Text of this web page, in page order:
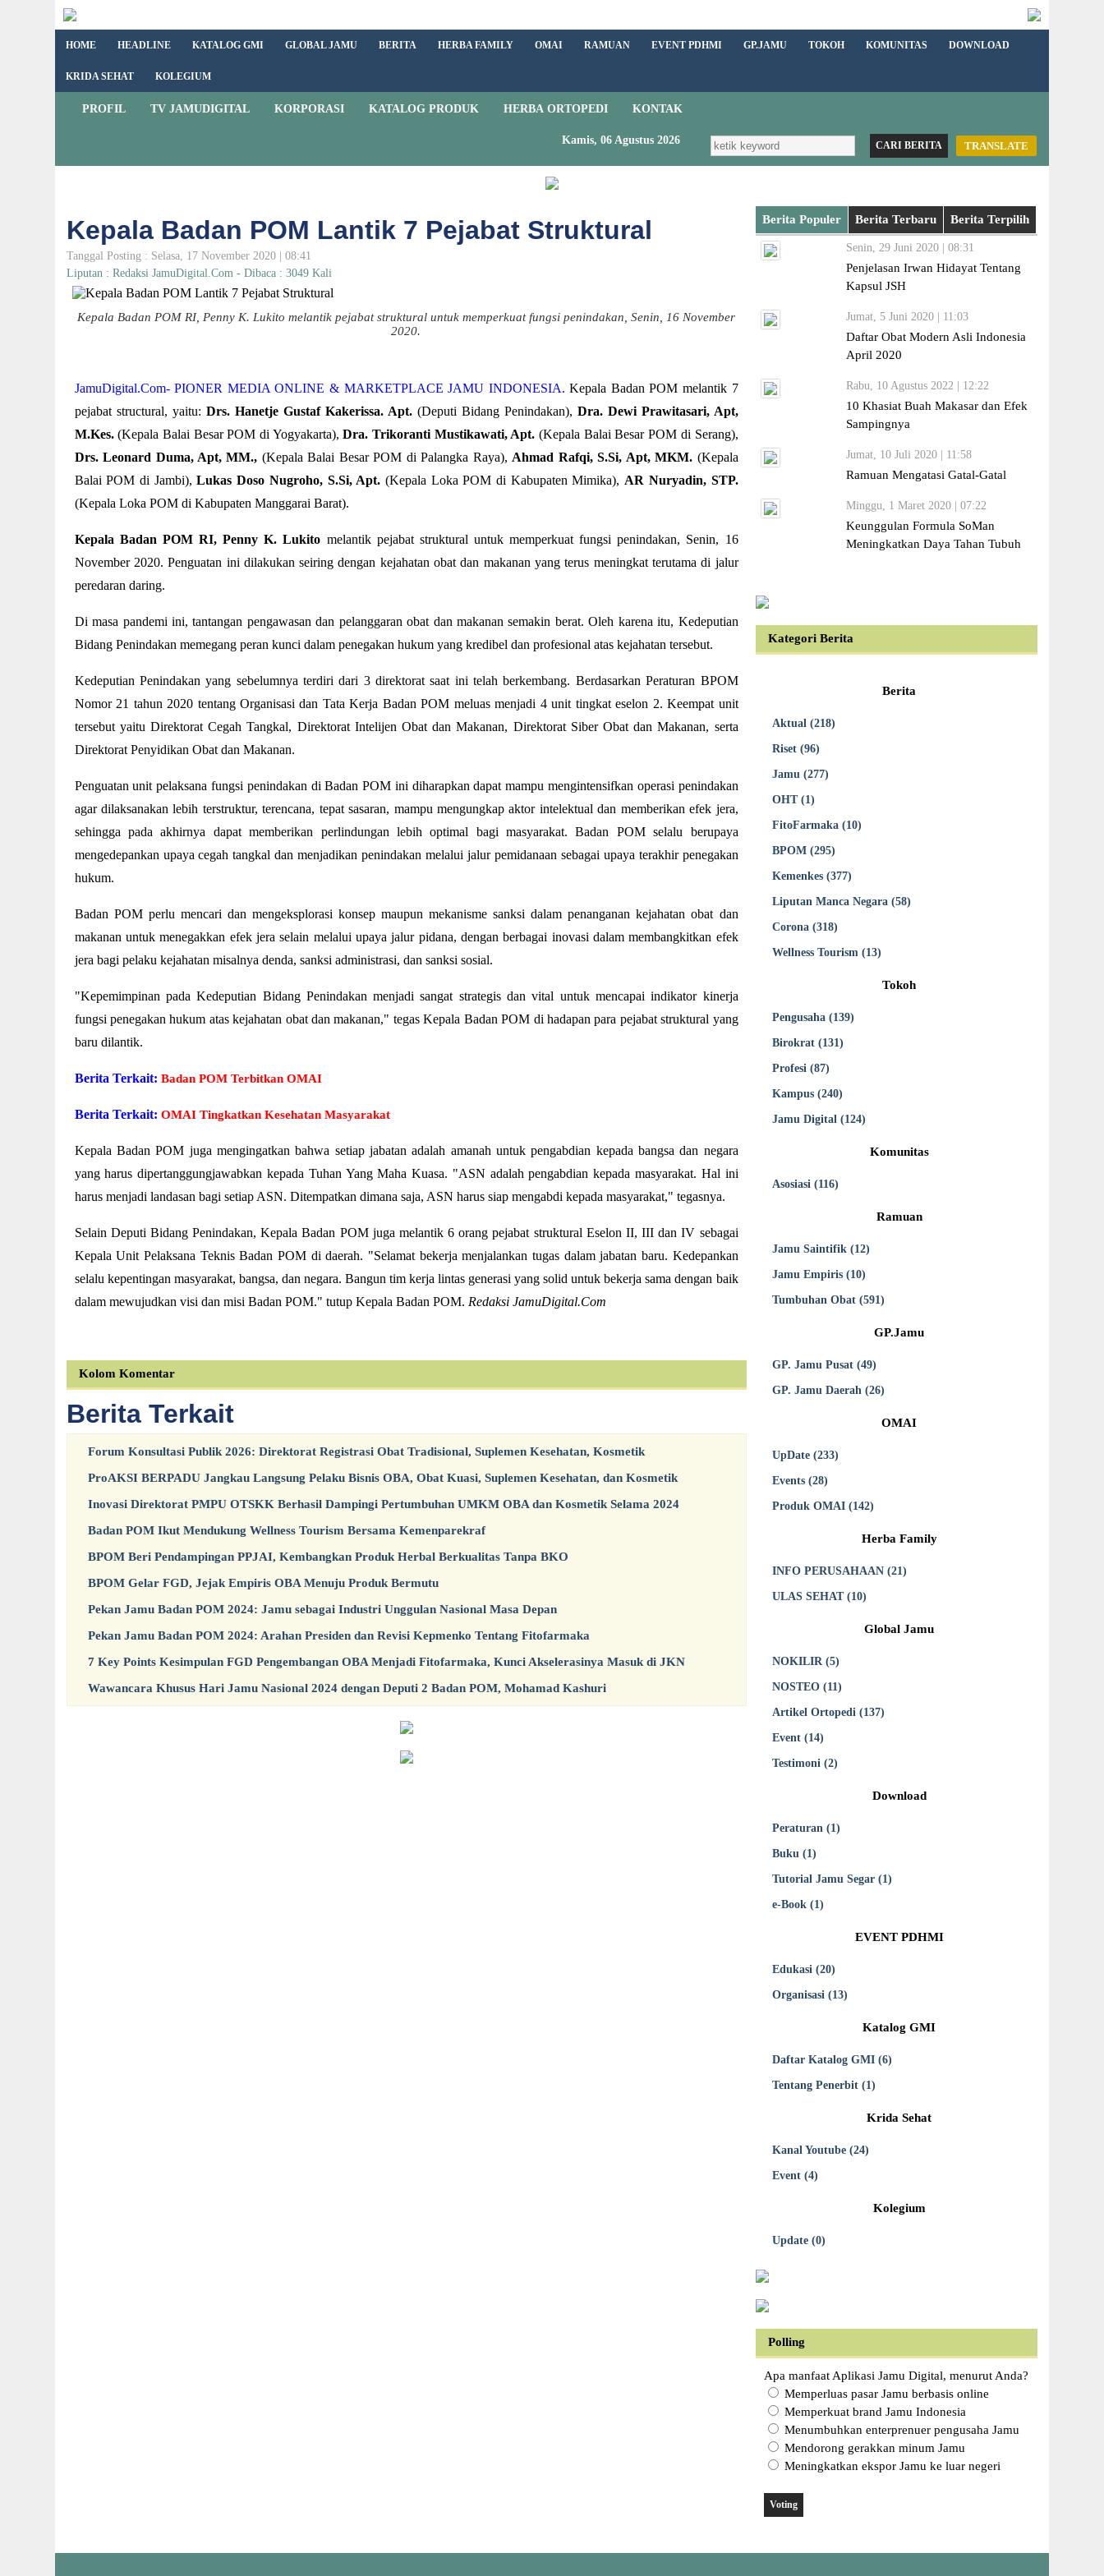
HOME HEADLINE KATALOG GMI GLOBAL JAMU BERITA HERBA FAMILY OMAI RAMUAN EVENT PDHMI GP.JAMU TOKOH KOMUNITAS DOWNLOAD
KRIDA SEHAT KOLEGIUM
PROFIL TV JAMUDIGITAL KORPORASI KATALOG PRODUK HERBA ORTOPEDI KONTAK
TRANSLATE
Kamis, 06 Agustus 2026
Kepala Badan POM Lantik 7 Pejabat Struktural
Tanggal Posting : Selasa, 17 November 2020 | 08:41
Liputan : Redaksi JamuDigital.Com - Dibaca : 3049 Kali
Kepala Badan POM RI, Penny K. Lukito melantik pejabat struktural untuk memperkuat fungsi penindakan, Senin, 16 November
2020.
JamuDigital.Com- PIONER MEDIA ONLINE & MARKETPLACE JAMU INDONESIA. Kepala Badan POM melantik 7
pejabat structural, yaitu: Drs. Hanetje Gustaf Kakerissa. Apt.(Deputi Bidang Penindakan), Dra. Dewi Prawitasari, Apt,
M.Kes.(Kepala Balai Besar POM di Yogyakarta),Dra. Trikoranti Mustikawati, Apt. (Kepala Balai Besar POM di Serang),
Drs. Leonard Duma, Apt, MM., (Kepala Balai Besar POM di Palangka Raya), Ahmad Rafqi, S.Si, Apt, MKM. (Kepala
Balai POM di Jambi),Lukas Doso Nugroho, S.Si, Apt. (Kepala Loka POM di Kabupaten Mimika), AR Nuryadin, STP.
(Kepala Loka POM di Kabupaten Manggarai Barat).
Kepala Badan POM RI, Penny K. Lukito melantik pejabat struktural untuk memperkuat fungsi penindakan, Senin, 16
November 2020. Penguatan ini dilakukan seiring dengan kejahatan obat dan makanan yang terus meningkat terutama di jalur
peredaran daring.
Di masa pandemi ini, tantangan pengawasan dan pelanggaran obat dan makanan semakin berat. Oleh karena itu, Kedeputian
Bidang Penindakan memegang peran kunci dalam penegakan hukum yang kredibel dan profesional atas kejahatan tersebut.
Kedeputian Penindakan yang sebelumnya terdiri dari 3 direktorat saat ini telah berkembang. Berdasarkan Peraturan BPOM
Nomor 21 tahun 2020 tentang Organisasi dan Tata Kerja Badan POM meluas menjadi 4 unit tingkat eselon 2. Keempat unit
tersebut yaitu Direktorat Cegah Tangkal, Direktorat Intelijen Obat dan Makanan, Direktorat Siber Obat dan Makanan, serta
Direktorat Penyidikan Obat dan Makanan.
Penguatan unit pelaksana fungsi penindakan di Badan POM ini diharapkan dapat mampu mengintensifkan operasi penindakan
agar dilaksanakan lebih terstruktur, terencana, tepat sasaran, mampu mengungkap aktor intelektual dan memberikan efek jera,
sehingga pada akhirnya dapat memberikan perlindungan lebih optimal bagi masyarakat. Badan POM selalu berupaya
mengedepankan upaya cegah tangkal dan menjadikan penindakan melalui jalur pemidanaan sebagai upaya terakhir penegakan
hukum.
Badan POM perlu mencari dan mengeksplorasi konsep maupun mekanisme sanksi dalam penanganan kejahatan obat dan
makanan untuk menegakkan efek jera selain melalui upaya jalur pidana, dengan berbagai inovasi dalam membangkitkan efek
jera bagi pelaku kejahatan misalnya denda, sanksi administrasi, dan sanksi sosial.
"Kepemimpinan pada Kedeputian Bidang Penindakan menjadi sangat strategis dan vital untuk mencapai indikator kinerja
fungsi penegakan hukum atas kejahatan obat dan makanan," tegas Kepala Badan POM di hadapan para pejabat struktural yang
baru dilantik.
Berita Terkait: Badan POM Terbitkan OMAI
Berita Terkait: OMAI Tingkatkan Kesehatan Masyarakat
Kepala Badan POM juga mengingatkan bahwa setiap jabatan adalah amanah untuk pengabdian kepada bangsa dan negara
yang harus dipertanggungjawabkan kepada Tuhan Yang Maha Kuasa. "ASN adalah pengabdian kepada masyarakat. Hal ini
harus menjadi landasan bagi setiap ASN. Ditempatkan dimana saja, ASN harus siap mengabdi kepada masyarakat," tegasnya.
Selain Deputi Bidang Penindakan, Kepala Badan POM juga melantik 6 orang pejabat struktural Eselon II, III dan IV sebagai
Kepala Unit Pelaksana Teknis Badan POM di daerah. "Selamat bekerja menjalankan tugas dalam jabatan baru. Kedepankan
selalu kepentingan masyarakat, bangsa, dan negara. Bangun tim kerja lintas generasi yang solid untuk bekerja sama dengan baik
dalam mewujudkan visi dan misi Badan POM." tutup Kepala Badan POM. Redaksi JamuDigital.Com
Kolom Komentar
Berita Terkait
Forum Konsultasi Publik 2026: Direktorat Registrasi Obat Tradisional, Suplemen Kesehatan, Kosmetik
ProAKSI BERPADU Jangkau Langsung Pelaku Bisnis OBA, Obat Kuasi, Suplemen Kesehatan, dan Kosmetik
Inovasi Direktorat PMPU OTSKK Berhasil Dampingi Pertumbuhan UMKM OBA dan Kosmetik Selama 2024
Badan POM Ikut Mendukung Wellness Tourism Bersama Kemenparekraf
BPOM Beri Pendampingan PPJAI, Kembangkan Produk Herbal Berkualitas Tanpa BKO
BPOM Gelar FGD, Jejak Empiris OBA Menuju Produk Bermutu
Pekan Jamu Badan POM 2024: Jamu sebagai Industri Unggulan Nasional Masa Depan
Pekan Jamu Badan POM 2024: Arahan Presiden dan Revisi Kepmenko Tentang Fitofarmaka
7 Key Points Kesimpulan FGD Pengembangan OBA Menjadi Fitofarmaka, Kunci Akselerasinya Masuk di JKN
Wawancara Khusus Hari Jamu Nasional 2024 dengan Deputi 2 Badan POM, Mohamad Kashuri
Berita Populer Berita Terbaru Berita Terpilih
Senin, 29 Juni 2020 | 08:31
Penjelasan Irwan Hidayat Tentang
Kapsul JSH
Jumat, 5 Juni 2020 | 11:03
Daftar Obat Modern Asli Indonesia
April 2020
Rabu, 10 Agustus 2022 | 12:22
10 Khasiat Buah Makasar dan Efek
Sampingnya
Jumat, 10 Juli 2020 | 11:58
Ramuan Mengatasi Gatal-Gatal
Minggu, 1 Maret 2020 | 07:22
Keunggulan Formula SoMan
Meningkatkan Daya Tahan Tubuh
Kategori Berita
Berita
Aktual (218)
Riset (96)
Jamu (277)
OHT (1)
FitoFarmaka (10)
BPOM (295)
Kemenkes (377)
Liputan Manca Negara (58)
Corona (318)
Wellness Tourism (13)
Tokoh
Pengusaha (139)
Birokrat (131)
Profesi (87)
Kampus (240)
Jamu Digital (124)
Komunitas
Asosiasi (116)
Ramuan
Jamu Saintifik (12)
Jamu Empiris (10)
Tumbuhan Obat (591)
GP.Jamu
GP. Jamu Pusat (49)
GP. Jamu Daerah (26)
OMAI
UpDate (233)
Events (28)
Produk OMAI (142)
Herba Family
INFO PERUSAHAAN (21)
ULAS SEHAT (10)
Global Jamu
NOKILIR (5)
NOSTEO (11)
Artikel Ortopedi (137)
Event (14)
Testimoni (2)
Download
Peraturan (1)
Buku (1)
Tutorial Jamu Segar (1)
e-Book (1)
EVENT PDHMI
Edukasi (20)
Organisasi (13)
Katalog GMI
Daftar Katalog GMI (6)
Tentang Penerbit (1)
Krida Sehat
Kanal Youtube (24)
Event (4)
Kolegium
Update (0)
Polling
Apa manfaat Aplikasi Jamu Digital, menurut Anda?
Memperluas pasar Jamu berbasis online
Memperkuat brand Jamu Indonesia
Menumbuhkan enterprenuer pengusaha Jamu
Mendorong gerakkan minum Jamu
Meningkatkan ekspor Jamu ke luar negeri